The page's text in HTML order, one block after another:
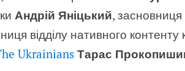
Андрій Яніцький,
відділу нативного контенту
UkrainiansТарас